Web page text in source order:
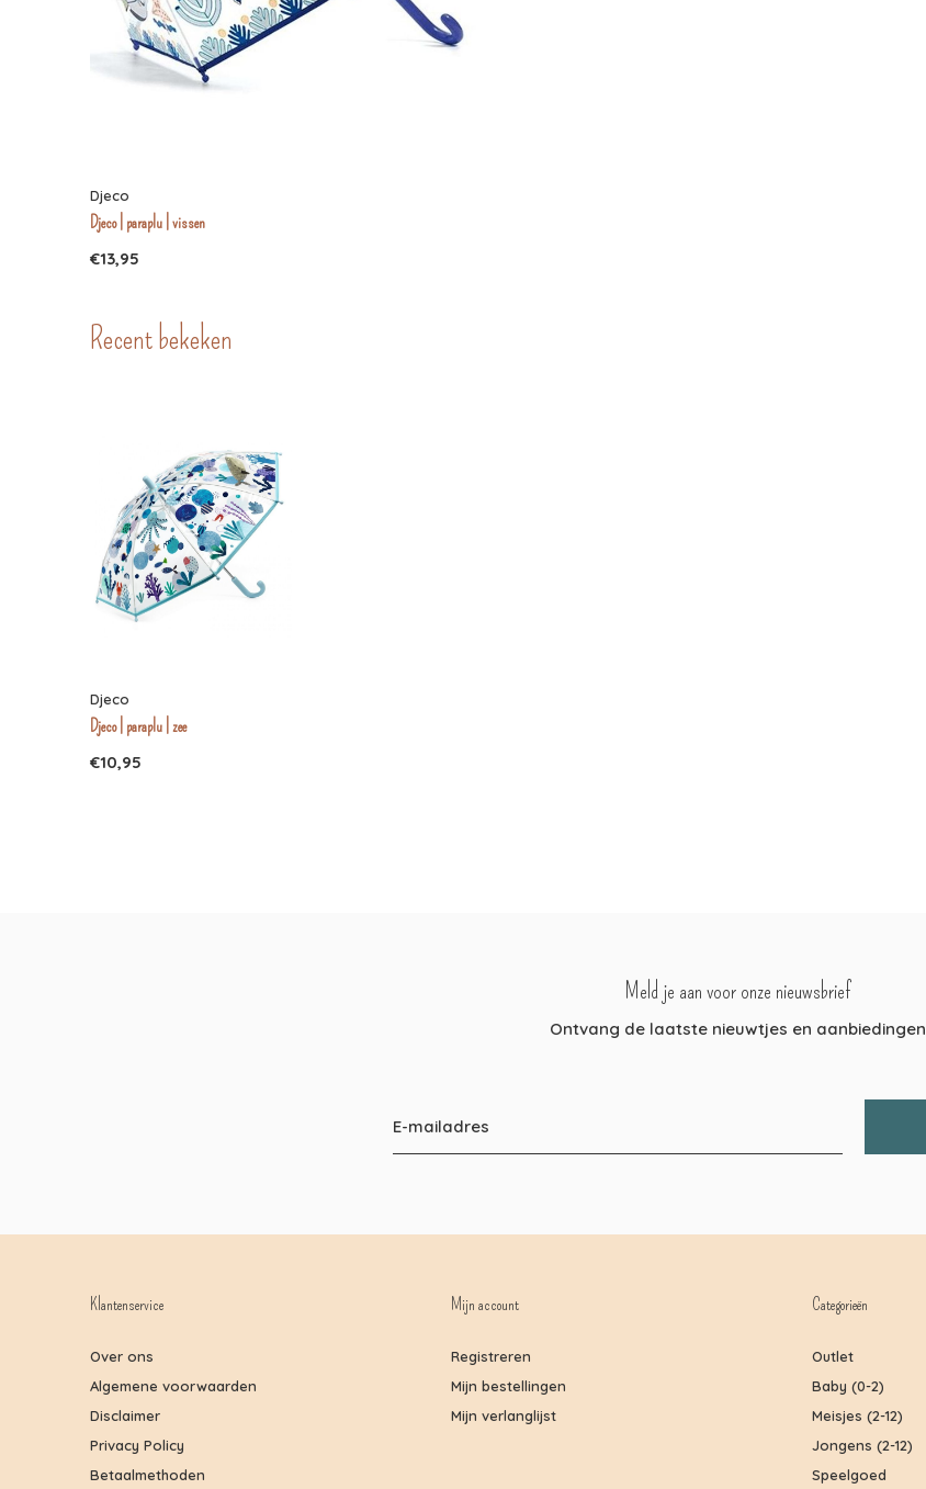
Djeco
Djeco | paraplu | vissen
€13,95
Recent bekeken
Djeco
Djeco | paraplu | zee
€10,95
Meld je aan voor onze nieuwsbrief
Ontvang de laatste nieuwtjes en aanbiedingen
Klantenservice
Over ons
Algemene voorwaarden
Disclaimer
Privacy Policy
Betaalmethoden
Mijn account
Registreren
Mijn bestellingen
Mijn verlanglijst
Categorieën
Outlet
Baby (0-2)
Meisjes (2-12)
Jongens (2-12)
Speelgoed